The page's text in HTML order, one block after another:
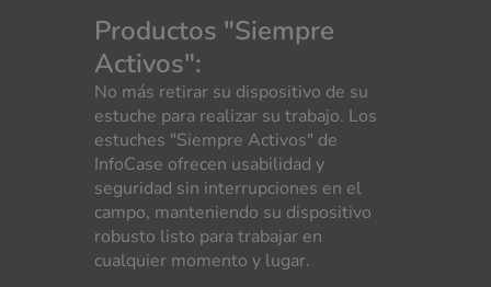
Productos "Siempre
Activos":
No más retirar su dispositivo de su
estuche para realizar su trabajo. Los
estuches "Siempre Activos" de
InfoCase ofrecen usabilidad y
seguridad sin interrupciones en el
campo, manteniendo su dispositivo
robusto listo para trabajar en
cualquier momento y lugar.